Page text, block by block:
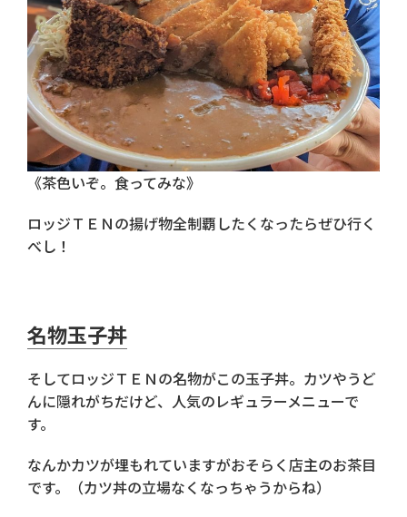
《茶色いぞ。食ってみな》
ロッジＴＥＮの揚げ物全制覇したくなったらぜひ行く
べし！
名物玉子丼
そしてロッジＴＥＮの名物がこの玉子丼。カツやうど
んに隠れがちだけど、人気のレギュラーメニューで
す。
なんかカツが埋もれていますがおそらく店主のお茶目
です。（カツ丼の立場なくなっちゃうからね）